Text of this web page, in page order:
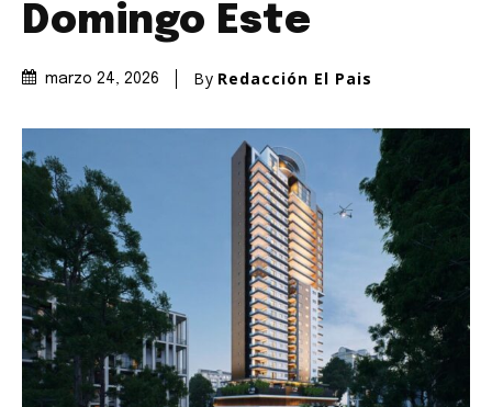
Domingo Este
marzo 24, 2026 By Redacción El Pais